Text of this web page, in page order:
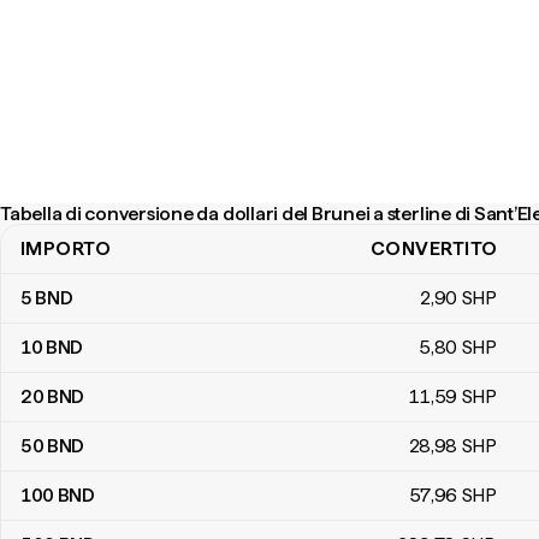
Tabella di conversione da dollari del Brunei a sterline di
Tabella di conversione da dollari del Brunei a sterline di Sant’Elena
IMPORTO CONVERTITO
5 BND 2,90 SHP
10 BND 5,80 SHP
20 BND 11,59 SHP
50 BND 28,98 SHP
100 BND 57,96 SHP